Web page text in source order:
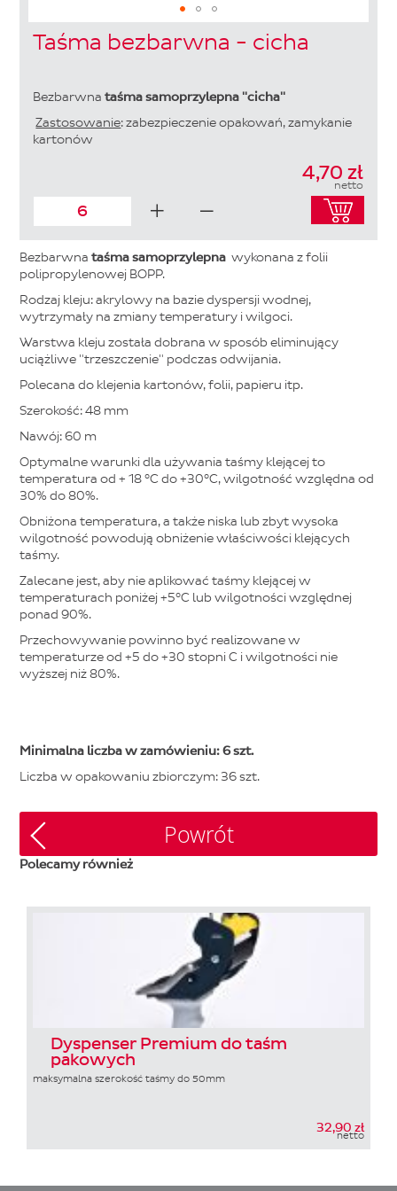
to
of
images
gallery
Taśma bezbarwna - cicha
Bezbarwnataśma samoprzylepna "cicha"
Zastosowanie: zabezpieczenie opakowań, zamykanie
kartonów
4,70 zł
netto
Bezbarwnataśma samoprzylepna wykonana z folii
polipropylenowej BOPP.
Rodzaj kleju: akrylowy na bazie dyspersji wodnej,
wytrzymały na zmiany temperatury i wilgoci.
Warstwa kleju została dobrana w sposób eliminujący
uciążliwe "trzeszczenie" podczas odwijania.
Polecana do klejenia kartonów, folii, papieru itp.
Szerokość: 48 mm
Nawój: 60 m
Optymalne warunki dla używania taśmy klejącej to
temperatura od + 18 °C do +30°C, wilgotność względna od
30% do 80%.
Obniżona temperatura, a także niska lub zbyt wysoka
wilgotność powodują obniżenie właściwości klejących
taśmy.
Zalecane jest, aby nie aplikować taśmy klejącej w
temperaturach poniżej +5°C lub wilgotności względnej
ponad 90%.
Przechowywanie powinno być realizowane w
temperaturze od +5 do +30 stopni C i wilgotności nie
wyższej niż 80%.
Minimalna liczba w zamówieniu: 6 szt.
Liczba w opakowaniu zbiorczym: 36 szt.
Powrót
Polecamy również
Dyspenser Premium do taśm
pakowych
maksymalna szerokość taśmy do 50mm
32,90 zł
netto